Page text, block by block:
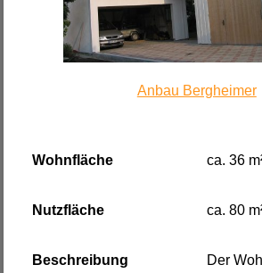
Anbau Bergheimer
Wohnfläche ca. 36
Nutzfläche ca. 80
Beschreibung
Der